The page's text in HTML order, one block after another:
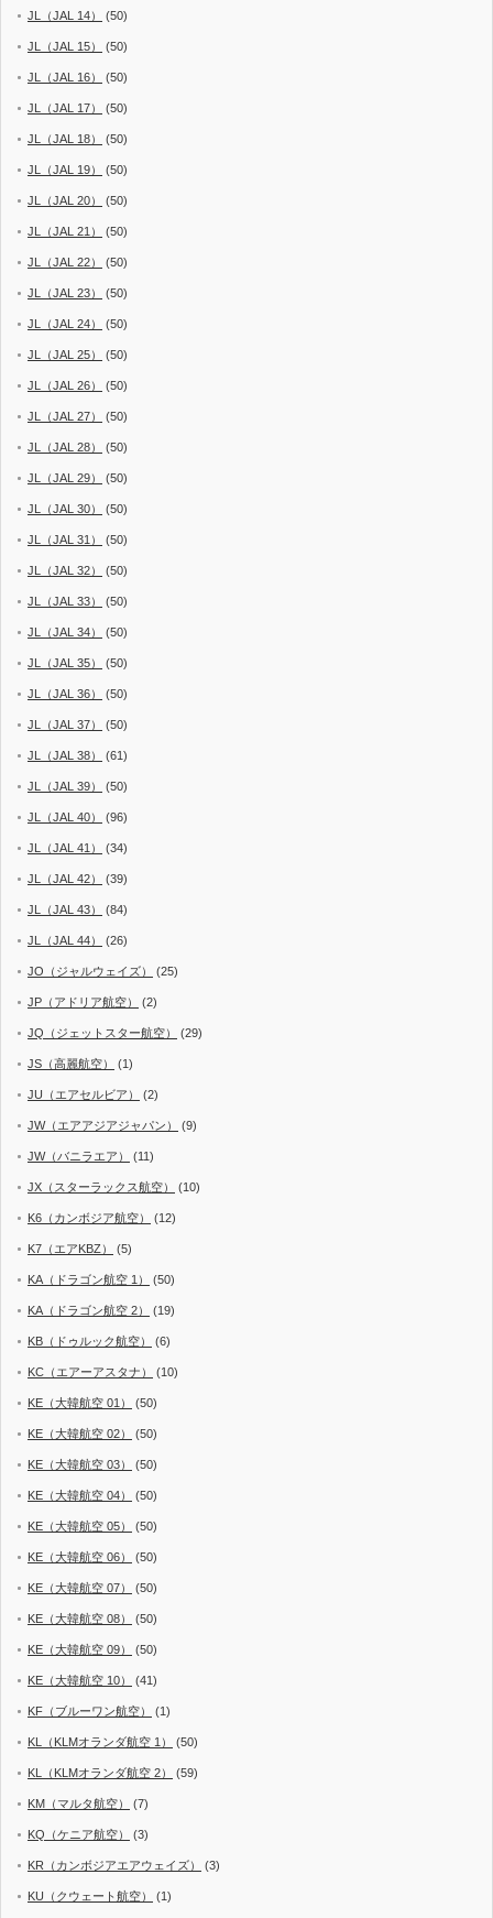
JL（JAL 14） (50)
JL（JAL 15） (50)
JL（JAL 16） (50)
JL（JAL 17） (50)
JL（JAL 18） (50)
JL（JAL 19） (50)
JL（JAL 20） (50)
JL（JAL 21） (50)
JL（JAL 22） (50)
JL（JAL 23） (50)
JL（JAL 24） (50)
JL（JAL 25） (50)
JL（JAL 26） (50)
JL（JAL 27） (50)
JL（JAL 28） (50)
JL（JAL 29） (50)
JL（JAL 30） (50)
JL（JAL 31） (50)
JL（JAL 32） (50)
JL（JAL 33） (50)
JL（JAL 34） (50)
JL（JAL 35） (50)
JL（JAL 36） (50)
JL（JAL 37） (50)
JL（JAL 38） (61)
JL（JAL 39） (50)
JL（JAL 40） (96)
JL（JAL 41） (34)
JL（JAL 42） (39)
JL（JAL 43） (84)
JL（JAL 44） (26)
JO（ジャルウェイズ） (25)
JP（アドリア航空） (2)
JQ（ジェットスター航空） (29)
JS（高麗航空） (1)
JU（エアセルビア） (2)
JW（エアアジアジャパン） (9)
JW（バニラエア） (11)
JX（スターラックス航空） (10)
K6（カンボジア航空） (12)
K7（エアKBZ） (5)
KA（ドラゴン航空 1） (50)
KA（ドラゴン航空 2） (19)
KB（ドゥルック航空） (6)
KC（エアーアスタナ） (10)
KE（大韓航空 01） (50)
KE（大韓航空 02） (50)
KE（大韓航空 03） (50)
KE（大韓航空 04） (50)
KE（大韓航空 05） (50)
KE（大韓航空 06） (50)
KE（大韓航空 07） (50)
KE（大韓航空 08） (50)
KE（大韓航空 09） (50)
KE（大韓航空 10） (41)
KF（ブルーワン航空） (1)
KL（KLMオランダ航空 1） (50)
KL（KLMオランダ航空 2） (59)
KM（マルタ航空） (7)
KQ（ケニア航空） (3)
KR（カンボジアエアウェイズ） (3)
KU（クウェート航空） (1)